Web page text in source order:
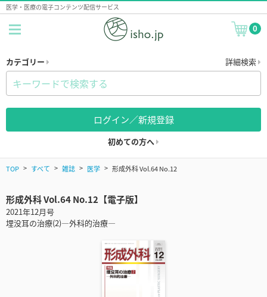
医学・医療の電子コンテンツ配信サービス
0
カテゴリー 詳細検索
ログイン／新規登録
初めての方へ
TOP すべて 雑誌 医学 形成外科 Vol.64 No.12
形成外科 Vol.64 No.12【電子版】
2021年12月号
埋没耳の治療(2)―外科的治療―